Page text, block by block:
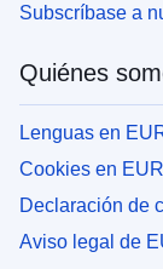
Subscríbase a
Quiénes
Lenguas en
Cookies en
Declaración de
Aviso legal de